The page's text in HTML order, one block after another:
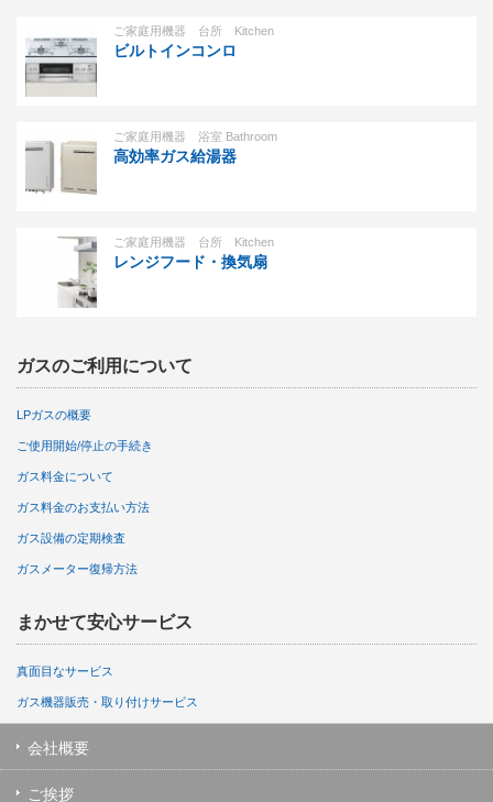
ご家庭用機器 台所 Kitchen
ビルトインコンロ
ご家庭用機器 浴室 Bathroom
高効率ガス給湯器
ご家庭用機器 台所 Kitchen
レンジフード・換気扇
ガスのご利用について
LPガスの概要
ご使用開始/停止の手続き
ガス料金について
ガス料金のお支払い方法
ガス設備の定期検査
ガスメーター復帰方法
まかせて安心サービス
真面目なサービス
ガス機器販売・取り付けサービス
会社概要
ご挨拶